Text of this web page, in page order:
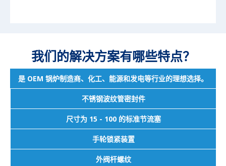
我们的解决方案有哪些特点？
是 OEM 锅炉制造商、化工、能源和发电等行业的理想选择。
不锈钢波纹管密封件
尺寸为 15 - 100 的标准节流塞
手轮锁紧装置
外阀杆螺纹